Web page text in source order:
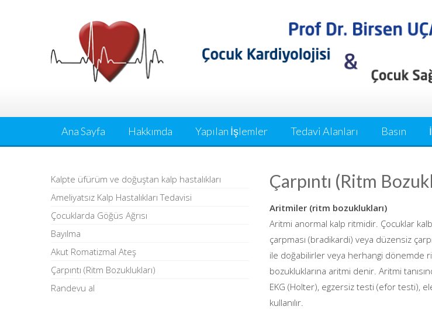
Ana Sayfa Hakkımda Yapılan İşlemler Tedavi Alanları Basın
Çarpıntı (Ritm
Aritmiler (ritm bozuklukları)
Aritmi anormal kalp ritmidir. Çocuklar
çarpması (bradikardi) veya düzensiz
ile doğabilirler veya herhangi dönemde
bozukluklarına aritmi denir. Aritmi
EKG (Holter), egzersiz testi (efor testi),
kullanılır.
Kalpte üfürüm ve doğuştan kalp hastalıkları
Ameliyatsız Kalp Hastalıkları Tedavisi
Çocuklarda Göğüs Ağrısı
Bayılma
Akut Romatizmal Ateş
Çarpıntı (Ritm Bozuklukları)
Randevu al